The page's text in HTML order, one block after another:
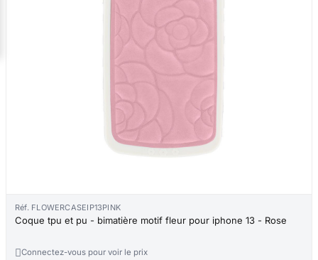
Réf. FLOWERCASEIP13PINK
Coque tpu et pu - bimatière motif fleur pour iphone 13 - Rose
Connectez-vous pour voir le prix